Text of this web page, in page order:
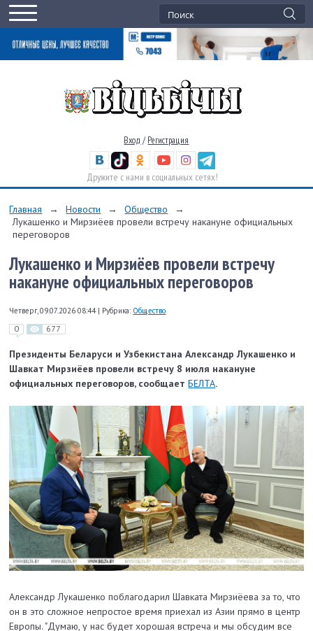
Вход / Регистрация
Дружите с нами в социальных сетях!
Главная → Новости → Общество
→
Лукашенко и Мирзиёев провели встречу накануне официальных
переговоров
Лукашенко и Мирзиёев провели встречу
накануне официальных переговоров
Четверг, 09.07.2026 08:44 | Рубрика: Общество
0 677
Президенты Беларуси и Узбекистана Александр Лукашенко и
Шавкат Мирзиёев провели встречу 8 июля накануне
официальных переговоров, сообщаетБЕЛТА.
Александр Лукашенко поблагодарил Шавката Мирзиёева за то, что
он в это сложное непростое время приехал из Азии прямо в центр
Европы. "Думаю, у нас будет хорошая встреча и мы обсудим все